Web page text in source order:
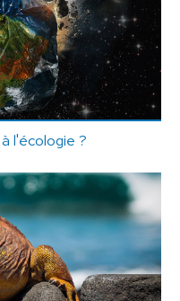
l'écologie ?